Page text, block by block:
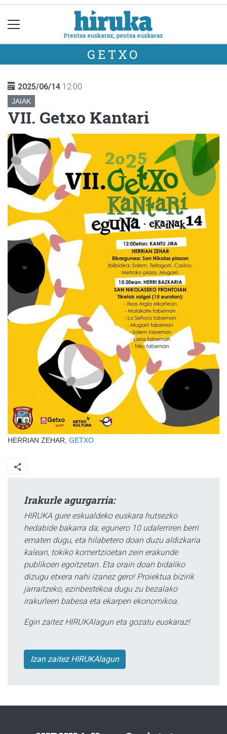
GETXO
2025/06/14 12:00
JAIAK
VII. Getxo Kantari
HERRIAN ZEHAR, GETXO
Irakurle agurgarria:
HIRUKA gure eskualdeko euskara hutsezko
hedabide bakarra da; egunero 10 udalerriren berri
ematen dugu, eta hilabetero doan duzu aldizkaria
kalean, tokiko komertzioetan zein erakunde
publikoen egoitzetan. Eta orain doan bidaliko
dizugu etxera nahi izanez gero! Proiektua bizirik
jarraitzeko, ezinbestekoa dugu zu bezalako
irakurleen babesa eta ekarpen ekonomikoa.
Egin zaitez HIRUKAlagun eta gozatu euskaraz!
Izan zaitez HIRUKAlagun